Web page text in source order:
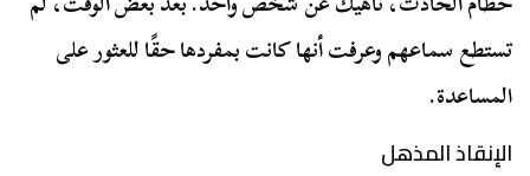
تستطع سماعهم وعرفت أنها كانت بمفردها حقًا للعثور على
المساعدة.
الإنقاذ المذهل